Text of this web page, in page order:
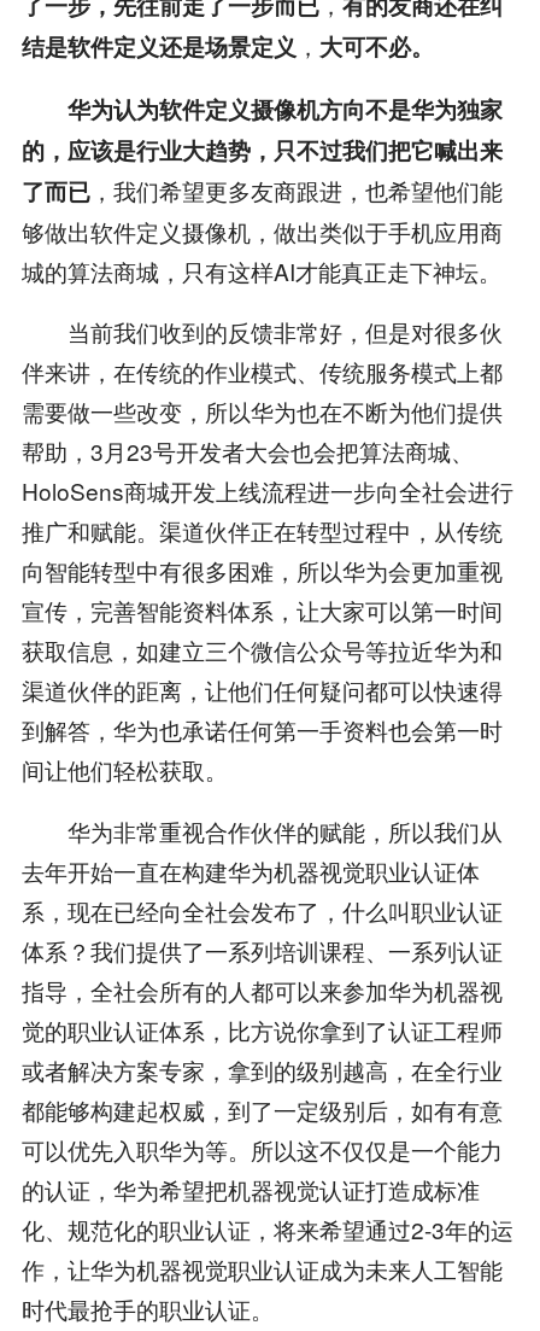
结是软件定义还是场景定义 ， 大可不必。
华为认为软件定义摄像机方向不是华为独家
的，应该是行业大趋势，只不过我们把它喊出来
了而已，我们希望更多友商跟进，也希望他们能
够做出软件定义摄像机，做出类似于手机应用商
城的算法商城，只有这样AI才能真正走下神坛。
当前我们收到的反馈非常好，但是对很多伙
伴来讲，在传统的作业模式、传统服务模式上都
需要做一些改变，所以华为也在不断为他们提供
帮助，3月23号开发者大会也会把算法商城、
HoloSens商城开发上线流程进一步向全社会进行
推广和赋能。渠道伙伴正在转型过程中，从传统
向智能转型中有很多困难，所以华为会更加重视
宣传，完善智能资料体系，让大家可以第一时间
获取信息，如建立三个微信公众号等拉近华为和
渠道伙伴的距离，让他们任何疑问都可以快速得
到解答，华为也承诺任何第一手资料也会第一时
间让他们轻松获取。
华为非常重视合作伙伴的赋能，所以我们从
去年开始一直在构建华为机器视觉职业认证体
系，现在已经向全社会发布了，什么叫职业认证
体系？我们提供了一系列培训课程、一系列认证
指导，全社会所有的人都可以来参加华为机器视
觉的职业认证体系，比方说你拿到了认证工程师
或者解决方案专家，拿到的级别越高，在全行业
都能够构建起权威，到了一定级别后，如有有意
可以优先入职华为等。所以这不仅仅是一个能力
的认证，华为希望把机器视觉认证打造成标准
化、规范化的职业认证，将来希望通过2-3年的运
作，让华为机器视觉职业认证成为未来人工智能
时代最抢手的职业认证。